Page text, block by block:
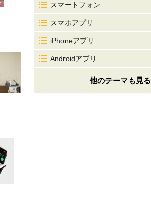
スマートフォン
スマホアプリ
iPhoneアプリ
Androidアプリ
他のテーマも見る